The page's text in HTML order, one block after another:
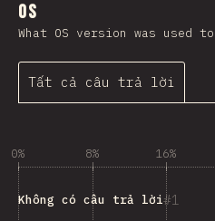
OS
What OS version was used
Tất cả câu trả lời
0% 8% 16%
1
Không có câu trả lời